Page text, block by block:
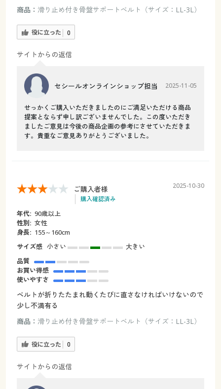
商品： 滑り止め付き骨盤サポートベルト（サイズ：LL-3L）
役に立った 0
サイトからの返信
セシールオンラインショップ担当 2025-11-05
せっかくご購入いただきましたのにご満足いただける商品
提案とならず申し訳ございませんでした。この度いただき
ましたご意見は今後の商品企画の参考にさせていただきま
す。貴重なご意見ありがとうございました。
ご購入者様
購入確認済み
2025-10-30
年代: 90歳以上
性別: 女性
身長: 155～160cm
サイズ感 小さい
大きい
品質
お買い得感
使いやすさ
ベルトが折りたたまれ動くたびに直さなければいけないので
少し不満有る
商品： 滑り止め付き骨盤サポートベルト（サイズ：LL-3L）
役に立った 0
サイトからの返信